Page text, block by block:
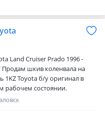
Land Cruiser Prado 1996 -
Продам шкив коленвала на
1KZ Toyota б/у оригинал в
рабочем состоянии.
в регионы.